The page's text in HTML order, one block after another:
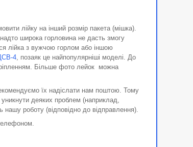
лійку на інший розмір пакета (мішка).
широка горловина не дасть змогу
лійка з вужчою горлом або іншою
4, позаяк це найпопулярніші моделі. До
кріпленням. Більше фото лейок можна
їх надіслати нам поштою. Тому
деяких проблем (наприклад,
роботу (відповідно до відправлення).